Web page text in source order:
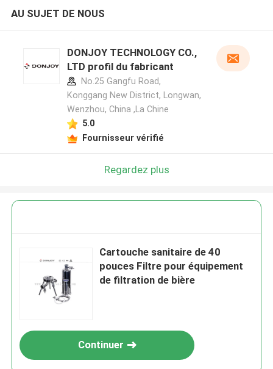
AU SUJET DE NOUS
DONJOY TECHNOLOGY CO.,
LTD profil du fabricant
No.25 Gangfu Road,
Konggang New District, Longwan,
Wenzhou, China ,La Chine
5.0
Fournisseur vérifié
Regardez plus
Cartouche sanitaire de 40
pouces Filtre pour équipement
de filtration de bière
Continuer